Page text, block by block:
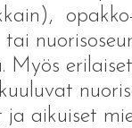
Myös
ja aikuiset